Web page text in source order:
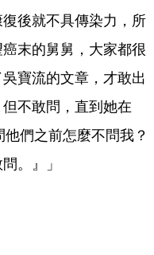
後就不具傳染力，所
末的舅舅，大家都很
寶流的文章，才敢出
不敢問，直到她在
們之前怎麼不問我？
。』」